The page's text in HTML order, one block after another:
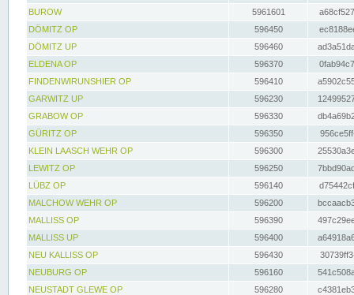
BUROW
5961601
DÖMITZ OP
596450
DÖMITZ UP
596460
ELDENA OP
596370
FINDENWIRUNSHIER OP
596410
GARWITZ UP
596230
GRABOW OP
596330
GÜRITZ OP
596350
KLEIN LAASCH WEHR OP
596300
LEWITZ OP
596250
LÜBZ OP
596140
MALCHOW WEHR OP
596200
MALLISS OP
596390
MALLISS UP
596400
NEU KALLISS OP
596430
NEUBURG OP
596160
NEUSTADT GLEWE OP
596280